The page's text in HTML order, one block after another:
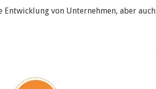
von Unternehmen, aber auch